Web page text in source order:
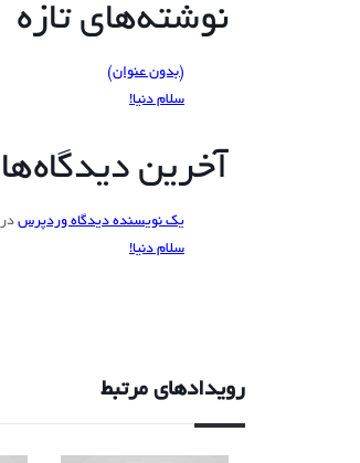
نوشته‌های تازه
(بدون عنوان)
سلام دنیا!
آخرین دیدگاه‌ها
یک نویسنده دیدگاه وردپرس در
سلام دنیا!
رویدادهای مرتبط